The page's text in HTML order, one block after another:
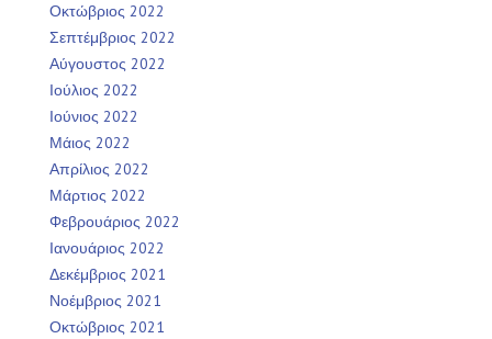
Οκτώβριος 2022
Σεπτέμβριος 2022
Αύγουστος 2022
Ιούλιος 2022
Ιούνιος 2022
Μάιος 2022
Απρίλιος 2022
Μάρτιος 2022
Φεβρουάριος 2022
Ιανουάριος 2022
Δεκέμβριος 2021
Νοέμβριος 2021
Οκτώβριος 2021